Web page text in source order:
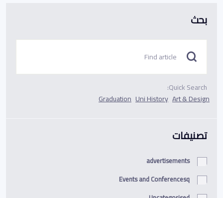
بحث
Quick Search:
Art & Design
Uni History
Graduation
تصنيفات
advertisements
Events and Conferencesq